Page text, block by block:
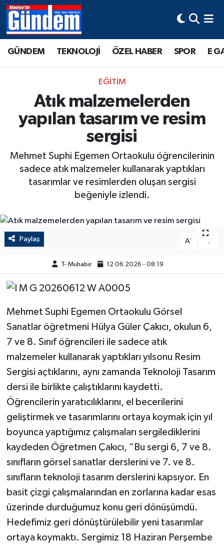
GÜNDEM TEKNOLOJİ ÖZEL HABER SPOR E
EĞİTİM
Atık malzemelerden
yapılan tasarım ve resim
sergisi
Mehmet Suphi Egemen Ortaokulu öğrencilerinin
sadece atık malzemeler kullanarak yaptıkları
tasarımlar ve resimlerden oluşan sergisi
beğeniyle izlendi.
Paylaş A- A
T- Muhabir 12.06.2026 - 08:19
Mehmet Suphi Egemen Ortaokulu Görsel
Sanatlar öğretmeni Hülya Güler Çakıcı, okulun 6,
7 ve 8. Sınıf öğrencileri ile sadece atık
malzemeler kullanarak yaptıkları yılsonu Resim
Sergisi açtıklarını, aynı zamanda Teknoloji Tasarım
dersi ile birlikte çalıştıklarını kaydetti.
Öğrencilerin yaratıcılıklarını, el becerilerini
geliştirmek ve tasarımlarını ortaya koymak için yıl
boyunca yaptığımız çalışmaları sergilediklerini
kaydeden Öğretmen Çakıcı, “Bu sergi 6, 7 ve 8.
sınıfların görsel sanatlar derslerini ve 7. ve 8.
sınıfların teknoloji tasarım derslerini kapsıyor. En
basit çizgi çalışmalarından en zorlarına kadar esas
üzerinde durduğumuz konu geri dönüşümdü.
Hedefimiz geri dönüştürülebilir yeni tasarımlar
ortaya koymaktı. Sergimiz 18 Haziran Perşembe
Manisa Hava Durumu
Tüm Manşetler
Son Dakika Haberleri
Haber Arşivi